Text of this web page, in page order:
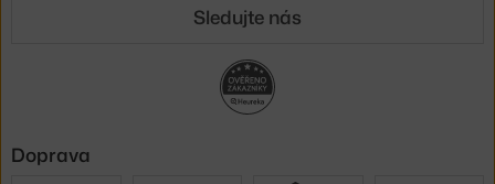
Sledujte nás
Doprava